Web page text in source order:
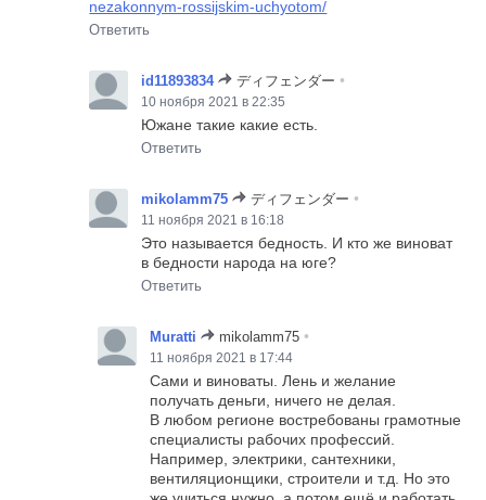
nezakonnym-rossijskim-uchyotom/
Ответить
id11893834 ディフェンダー •
10 ноября 2021 в 22:35
Южане такие какие есть.
Ответить
mikolamm75 ディフェンダー •
11 ноября 2021 в 16:18
Это называется бедность. И кто же виноват
в бедности народа на юге?
Ответить
Muratti mikolamm75 •
11 ноября 2021 в 17:44
Сами и виноваты. Лень и желание
получать деньги, ничего не делая.
В любом регионе востребованы грамотные
специалисты рабочих профессий.
Например, электрики, сантехники,
вентиляционщики, строители и т.д. Но это